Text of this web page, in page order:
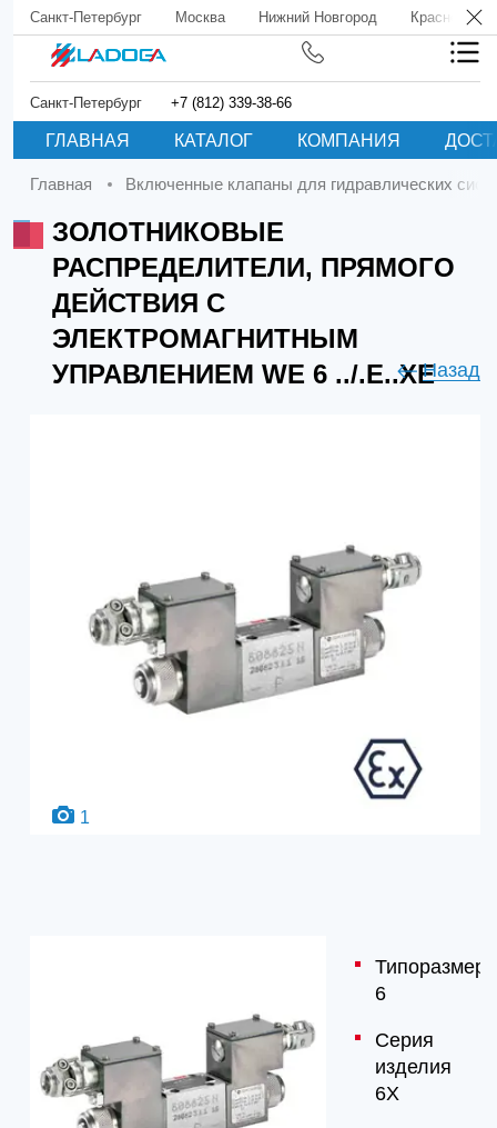
Санкт-Петербург Москва Нижний Новгород Краснодар
Санкт-Петербург +7 (812) 339-38-66
ГЛАВНАЯ КАТАЛОГ КОМПАНИЯ
Главная Включенные клапаны для гидравлических
ЗОЛОТНИКОВЫЕ
РАСПРЕДЕЛИТЕЛИ, ПРЯМОГО
ДЕЙСТВИЯ С
ЭЛЕКТРОМАГНИТНЫМ
УПРАВЛЕНИЕМ WE 6 ../.E..XEНазад
1
Типоразмер
6
Серия
изделия
6X